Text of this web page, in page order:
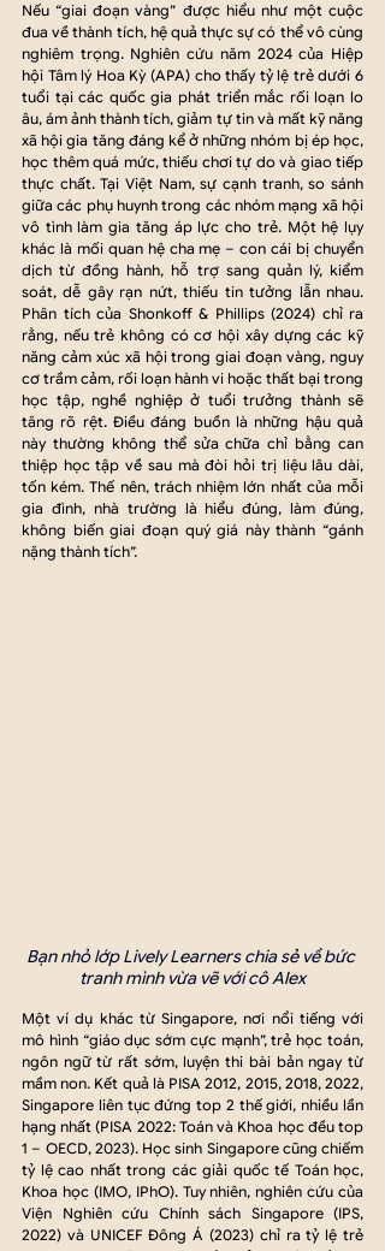
Nếu “giai đoạn vàng” được hiểu như một cuộc
đua về thành tích, hệ quả thực sự có thể vô cùng
nghiêm trọng. Nghiên cứu năm 2024 của Hiệp
hội Tâm lý Hoa Kỳ (APA) cho thấy tỷ lệ trẻ dưới 6
tuổi tại các quốc gia phát triển mắc rối loạn lo
âu, ám ảnh thành tích, giảm tự tin và mất kỹ năng
xã hội gia tăng đáng kể ở những nhóm bị ép học,
học thêm quá mức, thiếu chơi tự do và giao tiếp
thực chất. Tại Việt Nam, sự cạnh tranh, so sánh
giữa các phụ huynh trong các nhóm mạng xã hội
vô tình làm gia tăng áp lực cho trẻ. Một hệ lụy
khác là mối quan hệ cha mẹ – con cái bị chuyển
dịch từ đồng hành, hỗ trợ sang quản lý, kiểm
soát, dễ gây rạn nứt, thiếu tin tưởng lẫn nhau.
Phân tích của Shonkoff & Phillips (2024) chỉ ra
rằng, nếu trẻ không có cơ hội xây dựng các kỹ
năng cảm xúc xã hội trong giai đoạn vàng, nguy
cơ trầm cảm, rối loạn hành vi hoặc thất bại trong
học tập, nghề nghiệp ở tuổi trưởng thành sẽ
tăng rõ rệt. Điều đáng buồn là những hậu quả
này thường không thể sửa chữa chỉ bằng can
thiệp học tập về sau mà đòi hỏi trị liệu lâu dài,
tốn kém. Thế nên, trách nhiệm lớn nhất của mỗi
gia đình, nhà trường là hiểu đúng, làm đúng,
không biến giai đoạn quý giá này thành “gánh
nặng thành tích”.
Bạn nhỏ lớp Lively Learners chia sẻ về bức
tranh mình vừa vẽ với cô Alex
Một ví dụ khác từ Singapore, nơi nổi tiếng với
mô hình “giáo dục sớm cực mạnh”, trẻ học toán,
ngôn ngữ từ rất sớm, luyện thi bài bản ngay từ
mầm non. Kết quả là PISA 2012, 2015, 2018, 2022,
Singapore liên tục đứng top 2 thế giới, nhiều lần
hạng nhất (PISA 2022: Toán và Khoa học đều top
1 – OECD, 2023). Học sinh Singapore cũng chiếm
tỷ lệ cao nhất trong các giải quốc tế Toán học,
Khoa học (IMO, IPhO). Tuy nhiên, nghiên cứu của
Viện Nghiên cứu Chính sách Singapore (IPS,
2022) và UNICEF Đông Á (2023) chỉ ra tỷ lệ trẻ